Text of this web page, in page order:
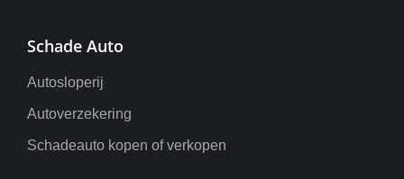
Schade Auto
Autosloperij
Autoverzekering
Schadeauto kopen of verkopen